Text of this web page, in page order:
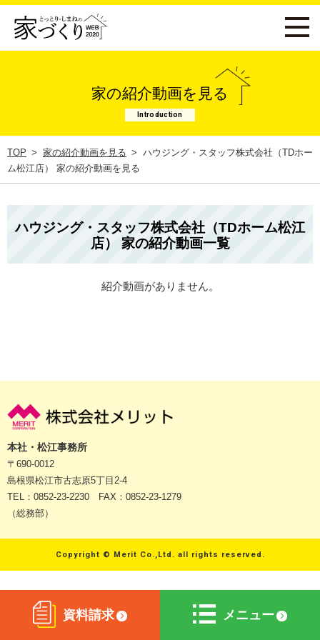
家の紹介動画を見る
Introduction
TOP 家の紹介動画を見る
ハウジング・スタッフ株式会社（TDホー
ム松江店） 家の紹介動画を見る
ハウジング・スタッフ株式会社（TDホーム松江
店） 家の紹介動画一覧
紹介動画がありません。
資料請求 メニュー
本社・松江事務所
〒690-0012
島根県松江市古志原5丁目2-4
TEL：0852-23-2230 FAX：0852-23-1279
（総務部）
Copyright © Merit Co.,Ltd. all rights reserved.